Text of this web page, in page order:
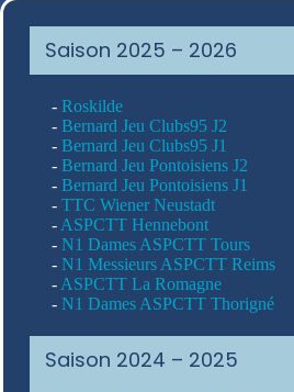
Saison 2025 – 2026
- Roskilde
- Bernard Jeu Clubs95 J2
- Bernard Jeu Clubs95 J1
- Bernard Jeu Pontoisiens J2
- Bernard Jeu Pontoisiens J1
- TTC Wiener Neustadt
- ASPCTT Hennebont
- N1 Dames ASPCTT Tours
- N1 Messieurs ASPCTT Reims
- ASPCTT La Romagne
- N1 Dames ASPCTT Thorigné
Saison 2024 – 2025